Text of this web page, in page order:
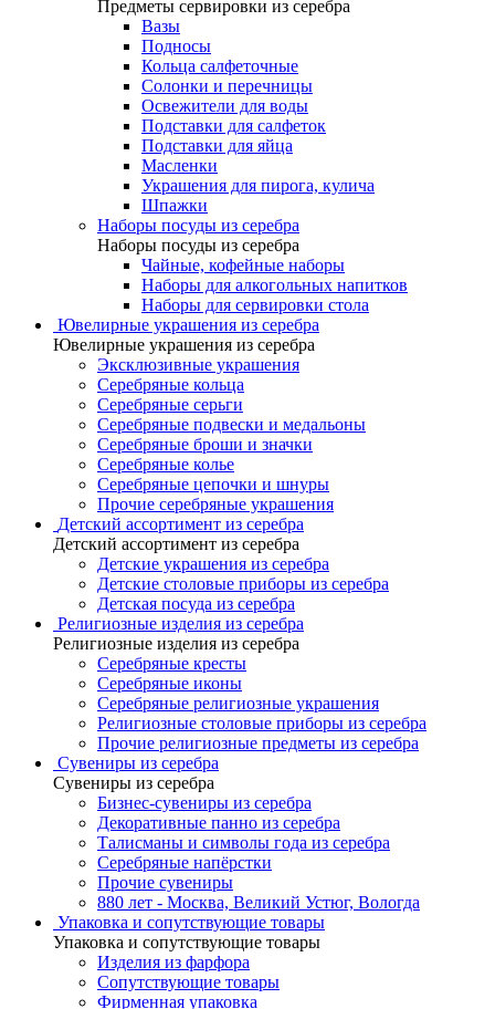
Предметы сервировки из серебра
Вазы
Подносы
Кольца салфеточные
Солонки и перечницы
Освежители для воды
Подставки для салфеток
Подставки для яйца
Масленки
Украшения для пирога, кулича
Шпажки
Наборы посуды из серебра
Наборы посуды из серебра
Чайные, кофейные наборы
Наборы для алкогольных напитков
Наборы для сервировки стола
Ювелирные украшения из серебра
Ювелирные украшения из серебра
Эксклюзивные украшения
Серебряные кольца
Серебряные серьги
Серебряные подвески и медальоны
Серебряные броши и значки
Серебряные колье
Серебряные цепочки и шнуры
Прочие серебряные украшения
Детский ассортимент из серебра
Детский ассортимент из серебра
Детские украшения из серебра
Детские столовые приборы из серебра
Детская посуда из серебра
Религиозные изделия из серебра
Религиозные изделия из серебра
Серебряные кресты
Серебряные иконы
Серебряные религиозные украшения
Религиозные столовые приборы из серебра
Прочие религиозные предметы из серебра
Сувениры из серебра
Сувениры из серебра
Бизнес-сувениры из серебра
Декоративные панно из серебра
Талисманы и символы года из серебра
Серебряные напёрстки
Прочие сувениры
880 лет - Москва, Великий Устюг, Вологда
Упаковка и сопутствующие товары
Упаковка и сопутствующие товары
Изделия из фарфора
Сопутствующие товары
Фирменная упаковка